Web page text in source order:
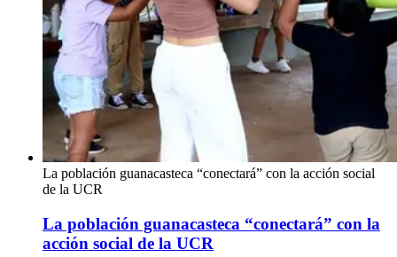
La población guanacasteca “conectará” con la acción social
de la UCR
La población guanacasteca “conectará” con la
acción social de la UCR